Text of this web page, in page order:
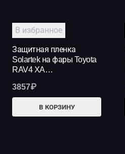
В избранное
Защитная пленка
Solartek на фары Toyota
RAV4 XA…
3857₽
В КОРЗИНУ